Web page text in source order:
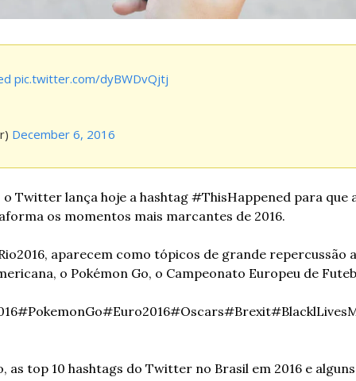
pic.twitter.com/dyBWDvQjtj
December 6, 2016
o Twitter lança hoje a hashtag #ThisHappened para que
os momentos mais marcantes de 2016.
aparecem como tópicos de grande repercussão
o Pokémon Go, o Campeonato Europeu de
#PokemonGo#Euro2016#Oscars#Brexit
as top 10 hashtags do Twitter no Brasil em 2016 e